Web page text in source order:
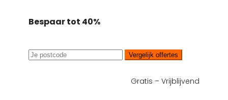
Bespaar tot 40%
Vergelijk offertes
Gratis – Vrijblijvend